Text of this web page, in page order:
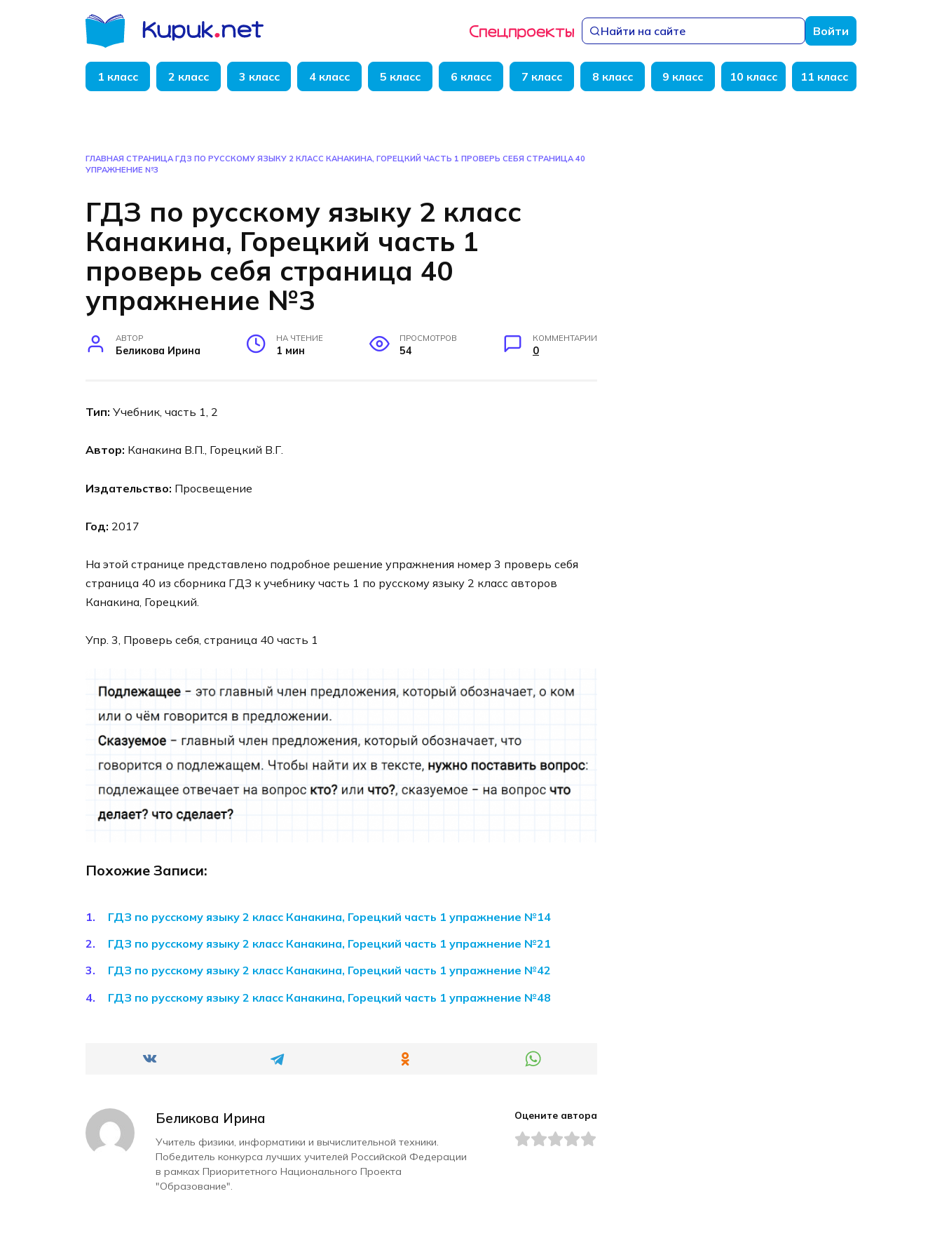
Найти на сайте Войти
1 класс 2 класс 3 класс 4 класс 5 класс 6 класс 7 класс 8 класс 9 класс 10 класс 11 класс
ГЛАВНАЯ СТРАНИЦА ГДЗ ПО РУССКОМУ ЯЗЫКУ 2 КЛАСС КАНАКИНА, ГОРЕЦКИЙ ЧАСТЬ 1 ПРОВЕРЬ СЕБЯ СТРАНИЦА 40
УПРАЖНЕНИЕ №3
ГДЗ по русскому языку 2 класс
Канакина, Горецкий часть 1
проверь себя страница 40
упражнение №3
АВТОР
Беликова Ирина
НА ЧТЕНИЕ
1 мин
ПРОСМОТРОВ
54
КОММЕНТАРИИ
0
Тип: Учебник, часть 1, 2
Автор: Канакина В.П., Горецкий В.Г.
Издательство: Просвещение
Год: 2017
На этой странице представлено подробное решение упражнения номер 3 проверь себя
страница 40 из сборника ГДЗ к учебнику часть 1 по русскому языку 2 класс авторов
Канакина, Горецкий.
Упр. 3, Проверь себя, страница 40 часть 1
Похожие Записи:
ГДЗ по русскому языку 2 класс Канакина, Горецкий часть 1 упражнение №14
ГДЗ по русскому языку 2 класс Канакина, Горецкий часть 1 упражнение №21
ГДЗ по русскому языку 2 класс Канакина, Горецкий часть 1 упражнение №42
ГДЗ по русскому языку 2 класс Канакина, Горецкий часть 1 упражнение №48
Беликова Ирина
Учитель физики, информатики и вычислительной техники.
Победитель конкурса лучших учителей Российской Федерации
в рамках Приоритетного Национального Проекта
"Образование".
Оцените автора